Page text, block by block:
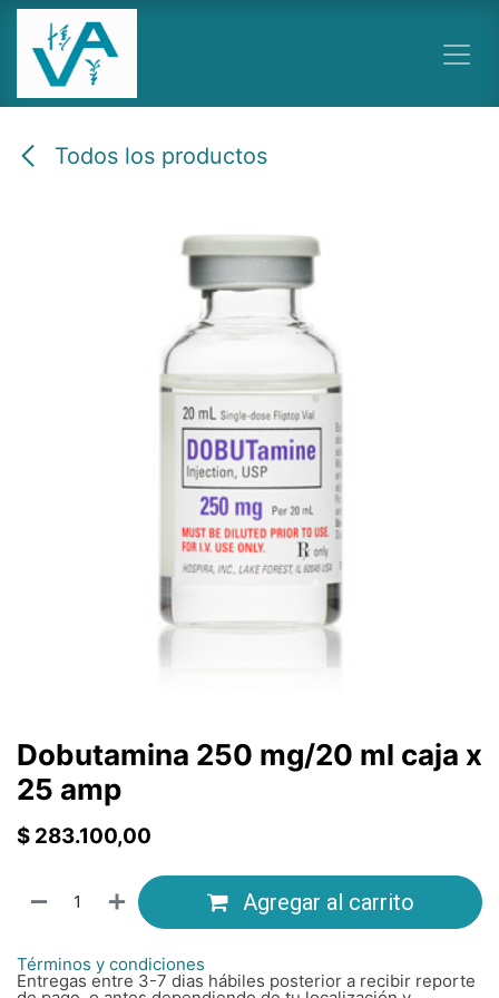
Ir al contenido
Todos los productos
Dobutamina 250 mg/20 ml caja x
25 amp
$ 283.100,00
Agregar al carrito
Términos y condiciones
Entregas entre 3-7 dias hábiles posterior a recibir reporte